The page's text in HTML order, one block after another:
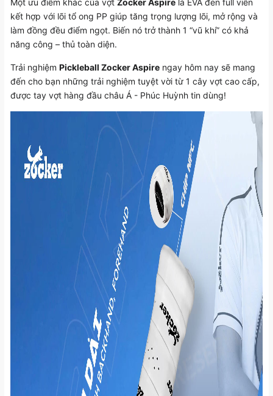
Một ưu điểm khác của vợt Zocker Aspire là EVA đen full viền
kết hợp với lõi tổ ong PP giúp tăng trọng lượng lõi, mở rộng và
làm đồng đều điểm ngọt. Biến nó trở thành 1 “vũ khí” có khả
năng công – thủ toàn diện.
Trải nghiệm Pickleball Zocker Aspire ngay hôm nay sẽ mang
đến cho bạn những trải nghiệm tuyệt vời từ 1 cây vợt cao cấp,
được tay vợt hàng đầu châu Á - Phúc Huỳnh tin dùng!